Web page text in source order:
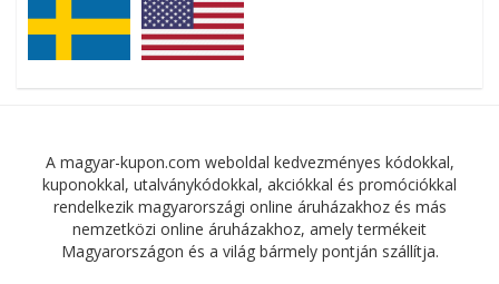
A magyar-kupon.com weboldal kedvezményes kódokkal,
kuponokkal, utalványkódokkal, akciókkal és promóciókkal
rendelkezik magyarországi online áruházakhoz és más
nemzetközi online áruházakhoz, amely termékeit
Magyarországon és a világ bármely pontján szállítja.